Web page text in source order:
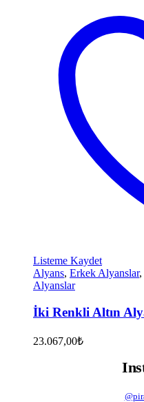
Listeme Kaydet
Alyans, Erkek Alyanslar,
Alyanslar
İki Renkli Altın
23.067,00₺